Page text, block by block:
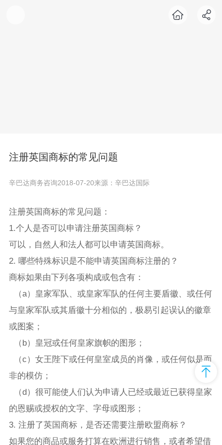
注册英国商标的常见问题
辛巴达商务咨询2018-07-20来源：辛巴达国际
注册英国商标的常见问题：
1.个人是否可以申请注册英国商标？
可以，自然人和法人都可以申请英国商标。
2. 哪些特殊标识是不能申请英国商标注册的？
商标如果由下列各项构成或包含有：
（a）皇家军队、或皇家军队的任何主要盾徽、或任何
与皇家军队或其盾徽十分相似的，极易引起误认的徽章
或图案；
（b）皇冠或任何皇家旗帜的图形；
（c）女王陛下或任何皇室成员的肖像，或任何似是而
非的模仿；
（d）很可能使人们认为申请人已经或最近已获得皇家
的恩赐或授权的文字、字母或图形；
3. 注册了英国商标，是否还需要注册欧盟商标 ？
如果您的商品或服务打算在欧洲进行销售，或者希望借